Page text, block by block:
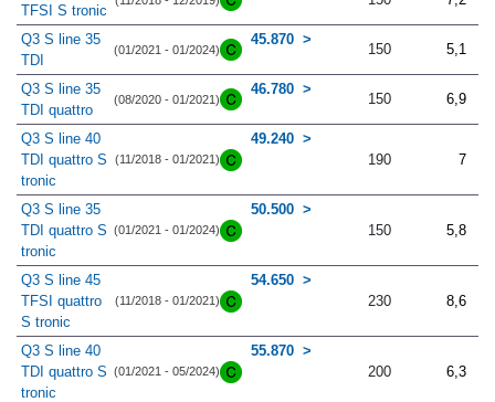
TFSI S tronic
Q3 S line 35
TDI
(01/2021 - 01/2024)
45.870
150 5,1
Q3 S line 35
TDI quattro
(08/2020 - 01/2021)
46.780
150 6,9
Q3 S line 40
TDI quattro S
tronic
(11/2018 - 01/2021)
49.240
190
7
Q3 S line 35
TDI quattro S
tronic
(01/2021 - 01/2024)
50.500
150
5,8
Q3 S line 45
TFSI quattro
S tronic
(11/2018 - 01/2021)
54.650
230
8,6
Q3 S line 40
TDI quattro S
tronic
(01/2021 - 05/2024)
55.870
200
6,3